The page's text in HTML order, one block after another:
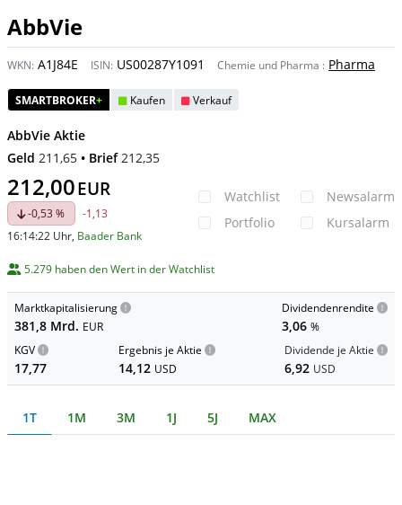
AbbVie
WKN: A1J84E ISIN: US00287Y1091 Chemie und Pharma : Pharma
SMARTBROKER+ Kaufen Verkauf
AbbVie Aktie
Geld 211,65 • Brief 212,35
212,00EUR
-0,53 %
-1,13
16:14:22 Uhr, Baader Bank
Watchlist
Portfolio
Newsalarm
Kursalarm
5.279 haben den Wert in der Watchlist
Marktkapitalisierung
381,8 Mrd. EUR
Dividendenrendite
3,06 %
KGV
17,77
Ergebnis je Aktie
14,12 USD
Dividende je Aktie
6,92 USD
1T 1M 3M 1J 5J MAX